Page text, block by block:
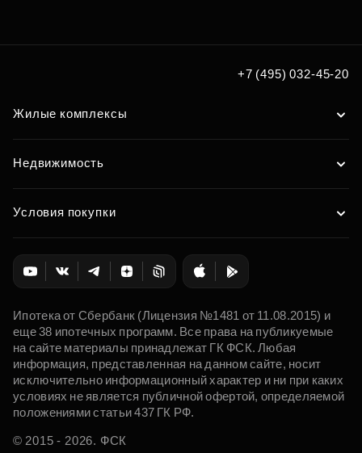
+7 (495) 032-45-20
Жилые комплексы
Недвижимость
Условия покупки
Ипотека от Сбербанк (Лицензия №1481 от 11.08.2015) и
еще 38 ипотечных программ. Все права на публикуемые
на сайте материалы принадлежат ГК ФСК. Любая
информация, представленная на данном сайте, носит
исключительно информационный характер и ни при каких
условиях не является публичной офертой, определяемой
положениями статьи 437 ГК РФ.
© 2015 - 2026. ФСК